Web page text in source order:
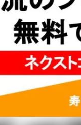
まちづくり・地域活